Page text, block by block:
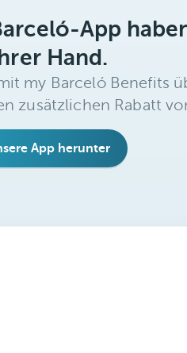
App
Hand.
my Barceló Benefits
zusätzlichen Rabatt
App herunter